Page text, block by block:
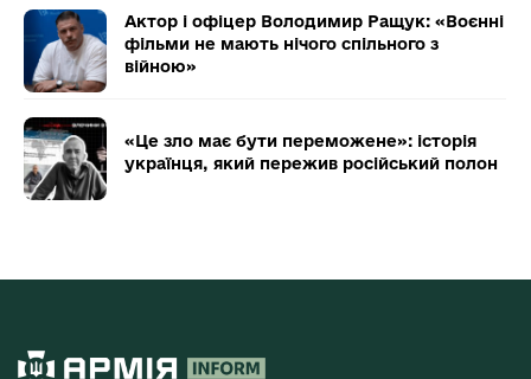
Актор і офіцер Володимир Ращук: «Воєнні
фільми не мають нічого спільного з
війною»
«Це зло має бути переможене»: історія
українця, який пережив російський полон